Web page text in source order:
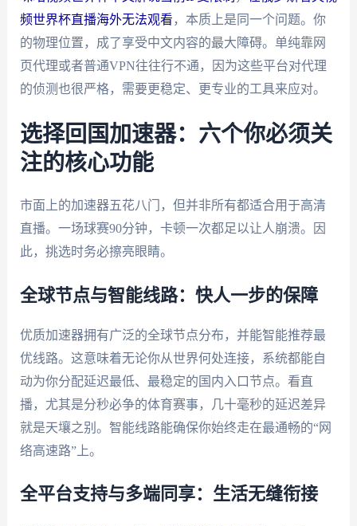
频世界杯直播海外无法观看 ，本质上是同一个问题。你
的物理位置，成了享受中文内容的最大障碍。单纯靠网
页代理或者普通VPN往往行不通，因为这些平台对代理
的侦测也很严格，需要更稳定、更专业的工具来应对。
选择回国加速器：六个你必须关
注的核心功能
市面上的加速器五花八门，但并非所有都适合用于高清
直播。一场球赛90分钟，卡顿一次都足以让人崩溃。因
此，挑选时务必擦亮眼睛。
全球节点与智能线路：快人一步的保障
优质加速器拥有广泛的全球节点分布，并能智能推荐最
优线路。这意味着无论你从世界何处连接，系统都能自
动为你分配延迟最低、最稳定的国内入口节点。看直
播，尤其是分秒必争的体育赛事，几十毫秒的延迟差异
就是天壤之别。智能线路能确保你始终走在最通畅的“网
络高速路”上。
全平台支持与多端同享：生活无缝衔接